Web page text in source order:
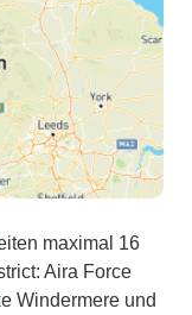
maximal 16
Aira Force
Windermere und